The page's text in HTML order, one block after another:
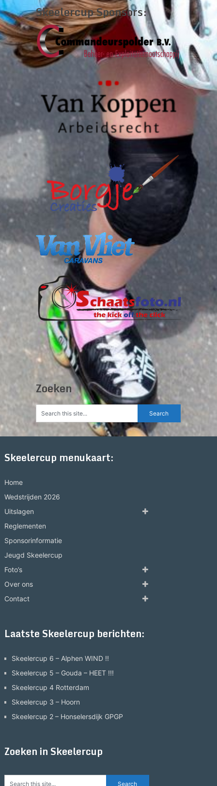
Skeelercup Sponsors:
Zoeken
Skeelercup menukaart:
Home
Wedstrijden 2026
Uitslagen
Reglementen
Sponsorinformatie
Jeugd Skeelercup
Foto’s
Over ons
Contact
Laatste Skeelercup berichten:
Skeelercup 6 – Alphen WIND !!
Skeelercup 5 – Gouda – HEET !!!
Skeelercup 4 Rotterdam
Skeelercup 3 – Hoorn
Skeelercup 2 – Honselersdijk GPGP
Zoeken in Skeelercup